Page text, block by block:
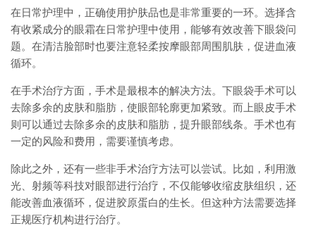
在日常护理中，正确使用护肤品也是非常重要的一环。选择含
有收紧成分的眼霜在日常护理中使用，能够有效改善下眼袋问
题。在清洁脸部时也要注意轻柔按摩眼部周围肌肤，促进血液
循环。
在手术治疗方面，手术是最根本的解决方法。下眼袋手术可以
去除多余的皮肤和脂肪，使眼部轮廓更加紧致。而上眼皮手术
则可以通过去除多余的皮肤和脂肪，提升眼部线条。手术也有
一定的风险和费用，需要谨慎考虑。
除此之外，还有一些非手术治疗方法可以尝试。比如，利用激
光、射频等科技对眼部进行治疗，不仅能够收缩皮肤组织，还
能改善血液循环，促进胶原蛋白的生长。但这种方法需要选择
正规医疗机构进行治疗。